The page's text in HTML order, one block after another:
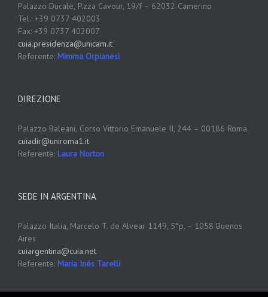
Palazzo Ducale, P.zza Cavour, 19/f – 62032 Camerino
Tel.: +39 0737 402003
Fax: +39 0737 402007
cuia.presidenza@unicam.it
Referente: Mimma Orpianesi
DIREZIONE
Palazzo Baleani, Corso Vittorio Emanuele II, 244 – 00186 Roma
cuiadir@uniroma1.it
Referente: Laura Norton
SEDE IN ARGENTINA
Palazzo Italia, Marcelo T. de Alvear 1149, 5°p. – 1058 Buenos
Aires
cuiargentina@cuia.net
Referente: María Inés Tarelli